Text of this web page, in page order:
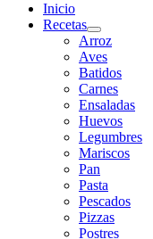
Inicio
Recetas
Arroz
Aves
Batidos
Carnes
Ensaladas
Huevos
Legumbres
Mariscos
Pan
Pasta
Pescados
Pizzas
Postres